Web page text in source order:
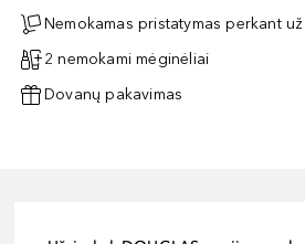
Nemokamas pristatymas perkant
2 nemokami mėginėliai
Dovanų pakavimas